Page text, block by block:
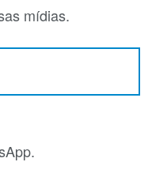
mídias.